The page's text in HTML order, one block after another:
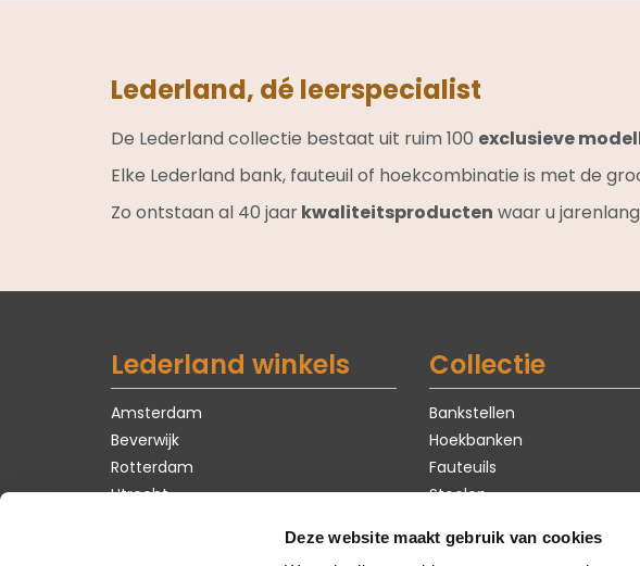
Deze website maakt gebruik van cookies
Lederland, dé leerspecialist
De Lederland collectie bestaat uit ruim 100 exclusieve
Elke Lederland bank, fauteuil of hoekcombinatie is met de
Zo ontstaan al 40 jaarkwaliteitsproducten waar u
Lederland winkels
Amsterdam
Beverwijk
Rotterdam
Utrecht
Collectie
Bankstellen
Hoekbanken
Fauteuils
Stoelen
Karpetten